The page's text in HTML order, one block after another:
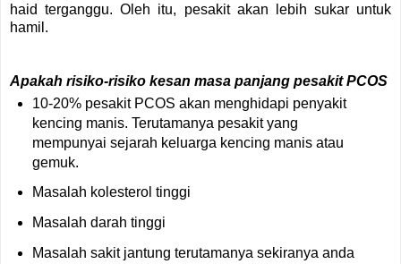
haid terganggu. Oleh itu, pesakit akan lebih sukar untuk
hamil.
Apakah risiko-risiko kesan masa panjang pesakit PCOS
10-20% pesakit PCOS akan menghidapi penyakit
kencing manis. Terutamanya pesakit yang
mempunyai sejarah keluarga kencing manis atau
gemuk.
Masalah kolesterol tinggi
Masalah darah tinggi
Masalah sakit jantung terutamanya sekiranya anda